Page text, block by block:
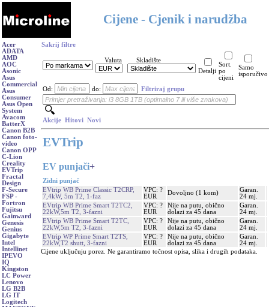
Cijene - Cjenik i narudžba
Acer
ADATA
AMD
AOC
Asonic
Asus
Commercial
Asus
Consumer
Asus Open
System
Avacom
BatterX
Canon B2B
Canon foto-
video
Canon OPP
C-Lion
Creality
EVTrip
Fractal
Design
F-Secure
FSP -
Fortron
Fujitsu
Gainward
Genesis
Genius
Gigabyte
Intel
Intellinet
IPEVO
IQ
Kingston
LC Power
Lenovo
LG B2B
LG IT
Logitech
Sakrij filtre
Valuta
Skladište
Detalji
Sort.
po
cijeni
Samo
isporučivo
Od: do: Filtriraj grupu
Akcije Hitovi Novi
EVTrip
EV punjači+
Zidni punjač
EVtrip WB Prime Classic T2CRP,
7,4kW, 5m T2, 1-faz
VPC: ?
EUR
Dovoljno (1 kom)
Garan.
24 mj.
EVtrip WB Prime Smart T2TC2,
22kW,5m T2, 3-fazni
VPC: ?
EUR
Nije na putu, obično
dolazi za 45 dana
Garan.
24 mj.
EVtrip WB Prime Smart T2TC,
22kW,5m T2, 3-fazni
VPC: ?
EUR
Nije na putu, obično
dolazi za 45 dana
Garan.
24 mj.
EVtrip WP Prime Smart T2TS,
22kW,T2 shutt, 3-fazni
VPC: ?
EUR
Nije na putu, obično
dolazi za 45 dana
Garan.
24 mj.
Cijene uključuju porez. Ne garantiramo točnost opisa, slika i drugih podataka.